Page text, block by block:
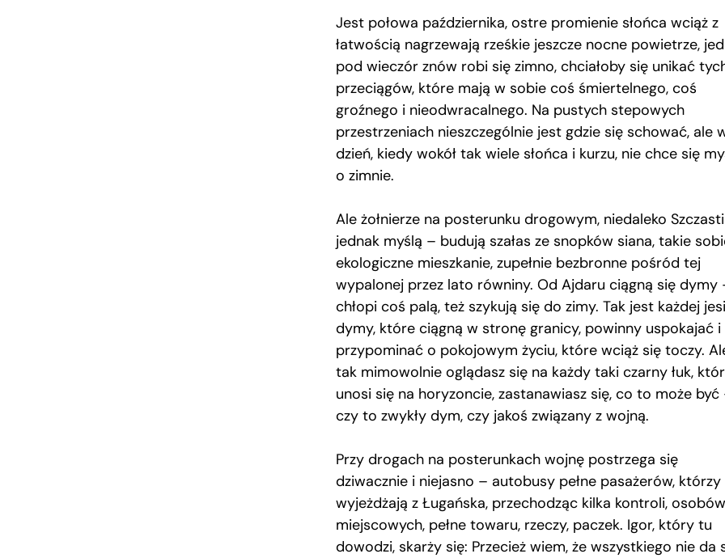
Jest połowa października, ostre promienie słońca wciąż z
łatwością nagrzewają rześkie jeszcze nocne powietrze,
pod wieczór znów robi się zimno, chciałoby się unikać
przeciągów, które mają w sobie coś śmiertelnego, coś
groźnego i nieodwracalnego. Na pustych stepowych
przestrzeniach nieszczególnie jest gdzie się schować, ale
dzień, kiedy wokół tak wiele słońca i kurzu, nie chce się
o zimnie.
Ale żołnierze na posterunku drogowym, niedaleko
jednak myślą – budują szałas ze snopków siana, takie
ekologiczne mieszkanie, zupełnie bezbronne pośród tej
wypalonej przez lato równiny. Od Ajdaru ciągną się dymy
chłopi coś palą, też szykują się do zimy. Tak jest każdej
dymy, które ciągną w stronę granicy, powinny uspokajać i
przypominać o pokojowym życiu, które wciąż się toczy.
tak mimowolnie oglądasz się na każdy taki czarny łuk,
unosi się na horyzoncie, zastanawiasz się, co to może być
czy to zwykły dym, czy jakoś związany z wojną.
Przy drogach na posterunkach wojnę postrzega się
dziwacznie i niejasno – autobusy pełne pasażerów, którzy
wyjeżdżają z Ługańska, przechodząc kilka kontroli,
miejscowych, pełne towaru, rzeczy, paczek. Igor, który tu
dowodzi, skarży się: Przecież wiem, że wszystkiego nie da